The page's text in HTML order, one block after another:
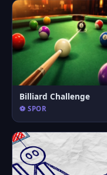
Billiard Challenge
⚽ SPOR